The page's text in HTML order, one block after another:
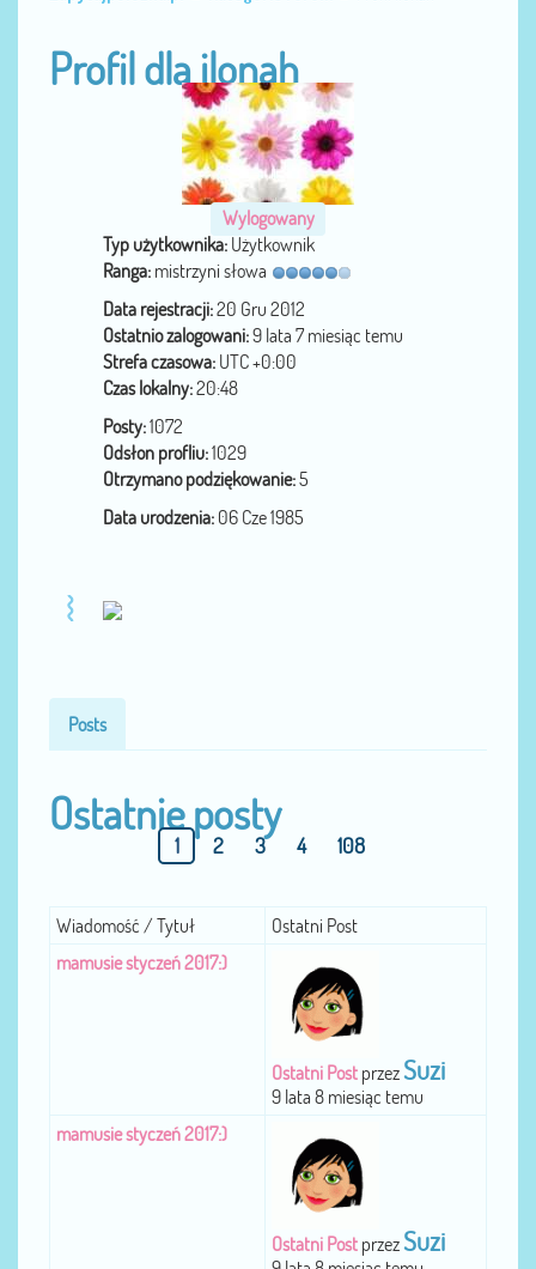
Profil dla ilonah
Wylogowany
Typ użytkownika: Użytkownik
Ranga: mistrzyni słowa
Data rejestracji:20 Gru 2012
Ostatnio zalogowani:9 lata 7 miesiąc temu
Strefa czasowa: UTC +0:00
Czas lokalny:20:48
Posty:1072
Odsłon profliu:1029
Otrzymano podziękowanie:5
Data urodzenia: 06 Cze 1985
Posts
Ostatnie posty
1 2 3 4 108
Wiadomość / Tytuł Ostatni Post
mamusie styczeń 2017:)
Ostatni Post przezSuzi
9 lata 8 miesiąc temu
mamusie styczeń 2017:)
Ostatni Post przezSuzi